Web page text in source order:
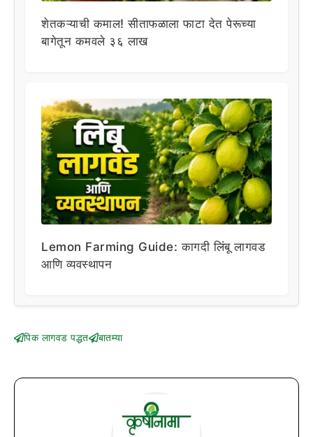
शेतकऱ्याची कमाल! सीताफळाला फाटा देत पेरूच्या
बागेतून कमवले ३६ लाख
Lemon Farming Guide: कागदी लिंबू लागवड
आणि व्यवस्थापन
पिक लागवड पद्धत बातम्या